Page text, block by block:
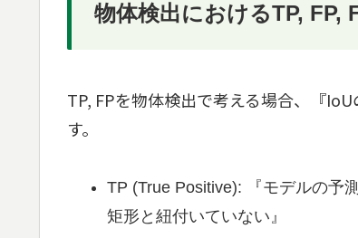
物体検出におけるTP, FP,
TP, FPを物体検出で考える場合、『
す。
TP (True Positive): 『モデルの予
矩形と紐付いていない』